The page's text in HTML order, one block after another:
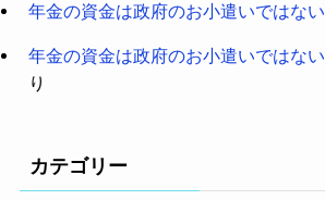
年金の資金は政府のお小遣いではない
年金の資金は政府のお小遣いではない
り
カテゴリー